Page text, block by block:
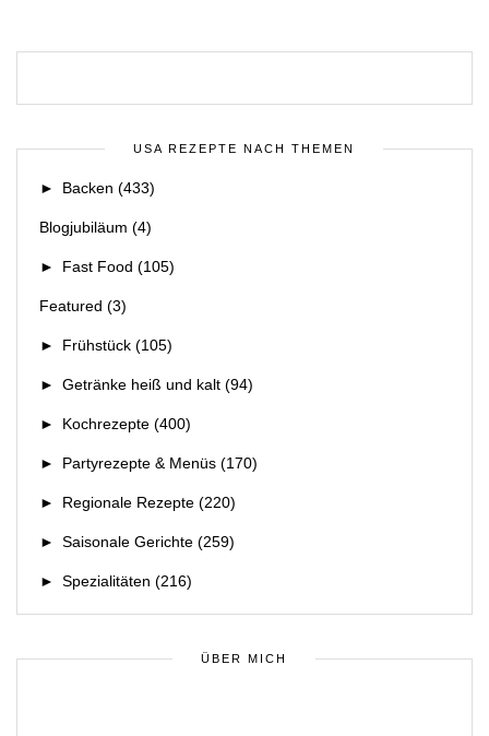
USA REZEPTE NACH THEMEN
► Backen (433)
Blogjubiläum (4)
► Fast Food (105)
Featured (3)
► Frühstück (105)
► Getränke heiß und kalt (94)
► Kochrezepte (400)
► Partyrezepte & Menüs (170)
► Regionale Rezepte (220)
► Saisonale Gerichte (259)
► Spezialitäten (216)
ÜBER MICH